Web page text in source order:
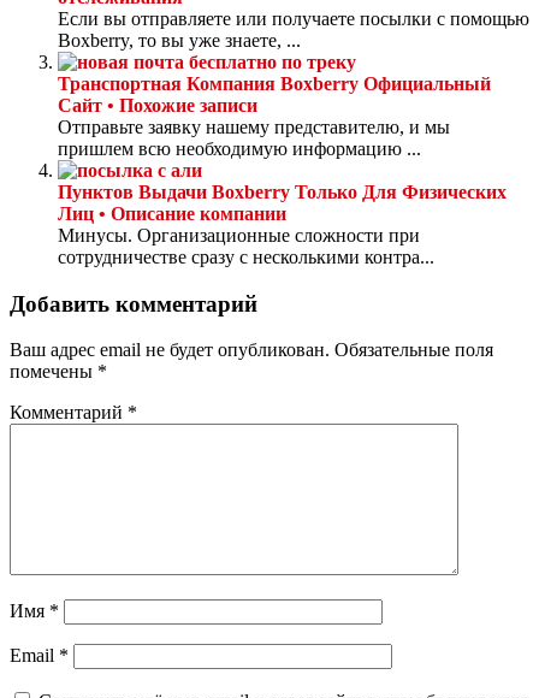
Если вы отправляете или получаете посылки с помощью
Boxberry, то вы уже знаете, ...
Транспортная Компания Boxberry Официальный
Сайт • Похожие записи
Отправьте заявку нашему представителю, и мы
пришлем всю необходимую информацию ...
Пунктов Выдачи Boxberry Только Для Физических
Лиц • Описание компании
Минусы. Организационные сложности при
сотрудничестве сразу с несколькими контра...
Добавить комментарий
Ваш адрес email не будет опубликован. Обязательные поля
помечены *
Комментарий *
Имя *
Email *